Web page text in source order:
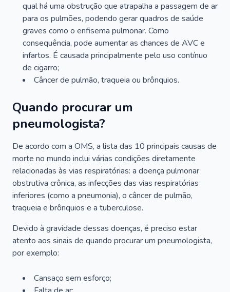
qual há uma obstrução que atrapalha a passagem de ar
para os pulmões, podendo gerar quadros de saúde
graves como o enfisema pulmonar. Como
consequência, pode aumentar as chances de AVC e
infartos. É causada principalmente pelo uso contínuo
de cigarro;
Câncer de pulmão, traqueia ou brônquios.
Quando procurar um
pneumologista?
De acordo com a OMS, a lista das 10 principais causas de
morte no mundo inclui várias condições diretamente
relacionadas às vias respiratórias: a doença pulmonar
obstrutiva crônica, as infecções das vias respiratórias
inferiores (como a pneumonia), o câncer de pulmão,
traqueia e brônquios e a tuberculose.
Devido à gravidade dessas doenças, é preciso estar
atento aos sinais de quando procurar um pneumologista,
por exemplo:
Cansaço sem esforço;